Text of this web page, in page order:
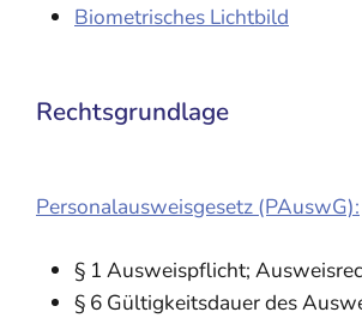
Biometrisches Lichtbild
Rechtsgrundlage
Personalausweisgesetz (PAuswG):
§ 1 Ausweispflicht;
§ 6 Gültigkeitsdauer des